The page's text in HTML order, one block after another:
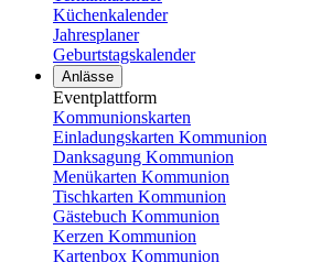
Küchenkalender
Jahresplaner
Geburtstagskalender
Anlässe
Eventplattform
Kommunionskarten
Einladungskarten Kommunion
Danksagung Kommunion
Menükarten Kommunion
Tischkarten Kommunion
Gästebuch Kommunion
Kerzen Kommunion
Kartenbox Kommunion